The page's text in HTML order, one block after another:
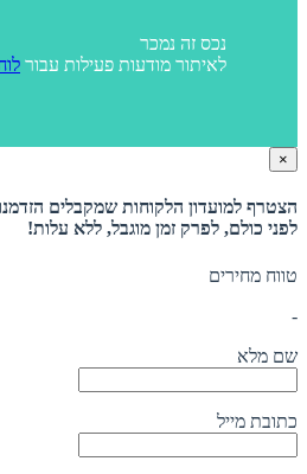
נכס זה נמכר
לאיתור מודעות פעילות עבור
×
הצטרף למועדון הלקוחות שמקבלים
לפני כולם, לפרק זמן מוגבל, ללא עלות!
טווח מחירים
-
שם מלא
כתובת מייל